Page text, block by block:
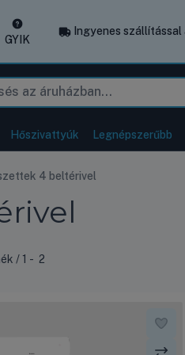
GYIK
Ingyenes szállítással
Hőszivattyúk Legnépszerűbb
4 beltérivel
termék a kategóriában
1 2